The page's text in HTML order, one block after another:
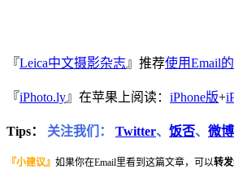
『Leica中文摄影杂志』推荐使用Email
『iPhoto.ly』在苹果上阅读： iPhone版+
Tips： 关注我们： Twitter、 饭否、 微博
『小建议』 如果你在Email里看到这篇文章，可以转发